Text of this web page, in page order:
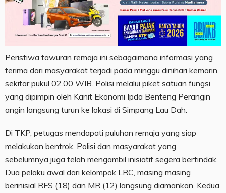
Peristiwa tawuran remaja ini sebagaimana informasi yang
terima dari masyarakat terjadi pada minggu dinihari kemarin,
sekitar pukul 02.00 WIB. Polisi melalui piket satuan fungsi
yang dipimpin oleh Kanit Ekonomi Ipda Benteng Perangin
angin langsung turun ke lokasi di Simpang Lau Dah.
Di TKP, petugas mendapati puluhan remaja yang siap
melakukan bentrok. Polisi dan masyarakat yang
sebelumnya juga telah mengambil inisiatif segera bertindak.
Dua pelaku awal dari kelompok LRC, masing masing
berinisial RFS (18) dan MR (12) langsung diamankan. Kedua